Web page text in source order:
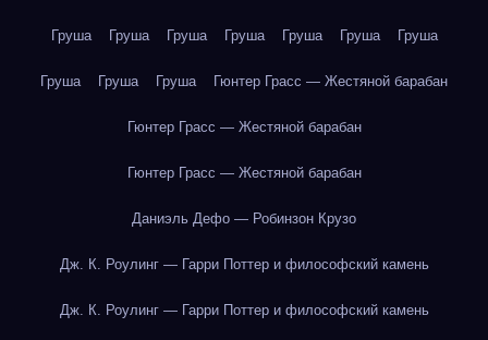
Груша Груша Груша Груша Груша Груша Груша
Груша Груша Груша Гюнтер Грасс — Жестяной барабан
Гюнтер Грасс — Жестяной барабан
Гюнтер Грасс — Жестяной барабан
Даниэль Дефо — Робинзон Крузо
Дж. К. Роулинг — Гарри Поттер и философский камень
Дж. К. Роулинг — Гарри Поттер и философский камень